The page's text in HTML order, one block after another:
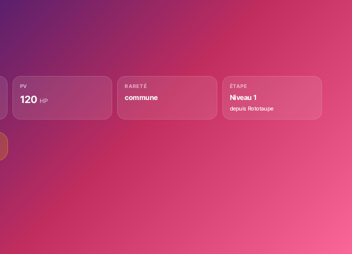
PV
120 HP
RARETÉ
commune
ÉTAPE
Niveau 1
depuis Rototaupe